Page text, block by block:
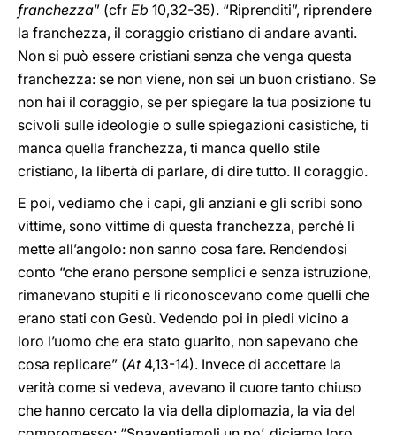
franchezza” (cfr Eb 10,32-35). “Riprenditi”, riprendere
la franchezza, il coraggio cristiano di andare avanti.
Non si può essere cristiani senza che venga questa
franchezza: se non viene, non sei un buon cristiano. Se
non hai il coraggio, se per spiegare la tua posizione tu
scivoli sulle ideologie o sulle spiegazioni casistiche, ti
manca quella franchezza, ti manca quello stile
cristiano, la libertà di parlare, di dire tutto. Il coraggio.
E poi, vediamo che i capi, gli anziani e gli scribi sono
vittime, sono vittime di questa franchezza, perché li
mette all’angolo: non sanno cosa fare. Rendendosi
conto “che erano persone semplici e senza istruzione,
rimanevano stupiti e li riconoscevano come quelli che
erano stati con Gesù. Vedendo poi in piedi vicino a
loro l’uomo che era stato guarito, non sapevano che
cosa replicare” (At 4,13-14). Invece di accettare la
verità come si vedeva, avevano il cuore tanto chiuso
che hanno cercato la via della diplomazia, la via del